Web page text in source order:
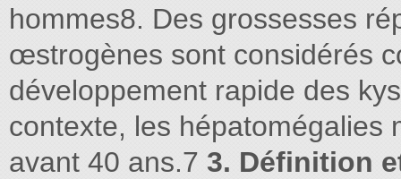
hommes8. Des grossesses
œstrogènes sont considérés
développement rapide des
contexte, les hépatomégalies
avant 40 ans.7 3. Définition